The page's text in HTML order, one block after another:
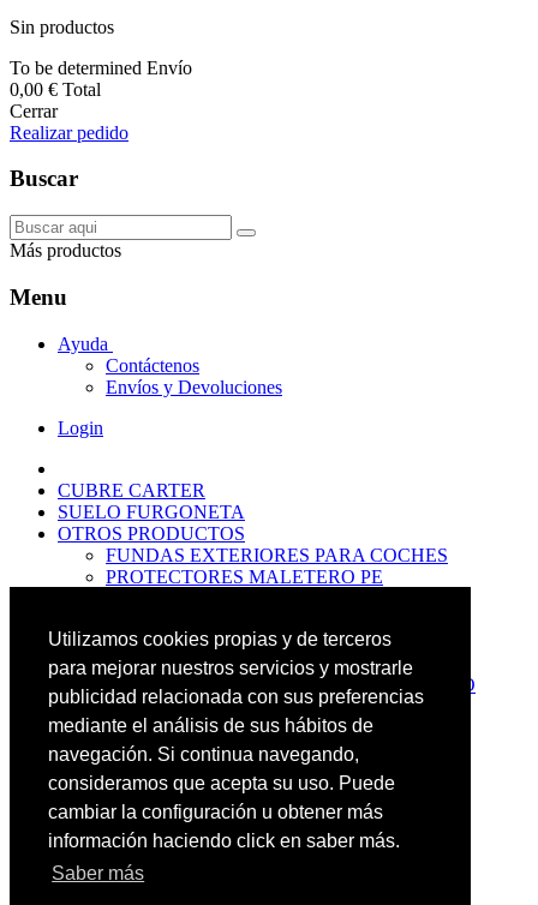
Utilizamos cookies propias y de terceros
para mejorar nuestros servicios y mostrarle
publicidad relacionada con sus preferencias
mediante el análisis de sus hábitos de
navegación. Si continua navegando,
consideramos que acepta su uso. Puede
cambiar la configuración u obtener más
información haciendo click en saber más.
Saber más
Sin productos
To be determined Envío
0,00 € Total
Cerrar
Realizar pedido
Buscar
Más productos
Menu
Ayuda
Contáctenos
Envíos y Devoluciones
Login
CUBRE CARTER
SUELO FURGONETA
OTROS PRODUCTOS
FUNDAS EXTERIORES PARA COCHES
PROTECTORES MALETERO PE
PREMIUM
PROTECTORES MALETERO PE
PROTECTORES DE MALETERO CAUCHO
BASIC
ALFOMBRILLAS GOMA PREMIUM
ALFOMBRILLAS GOMA BASIC
OFERTAS
NOVEDADES
CONTACTO